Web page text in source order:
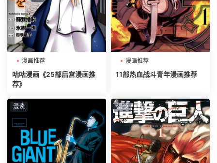
漫画推荐
咕咕漫画《25部后宫漫画推
荐》
漫画推荐
11部热血战斗青年漫画推荐
漫谈 漫谈